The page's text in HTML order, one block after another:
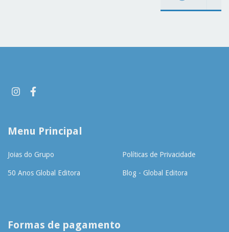
Menu Principal
Joias do Grupo Políticas de Privacidade
50 Anos Global Editora Blog - Global Editora
Formas de pagamento